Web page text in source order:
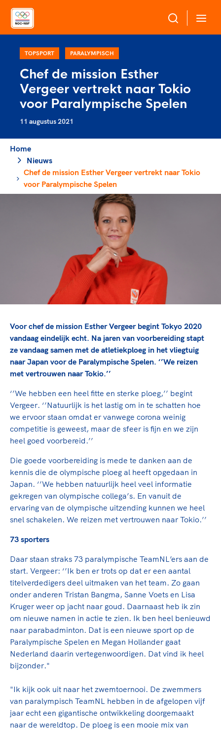
Over NOC*NSF
Sportagenda 2032
Algemene Vergadering
Raad van Toezicht en Bestuur
Merkbescherming NOC*NSF
Onze partners
Geven aan Sport
Game Changer
TeamNL kids
Nieuwspagina
Columns
Sport gaat niet vanzelf
Sport verenigt. Op sportclubs, pleintjes, tijdens
een rondje fietsen, door samen te skaten of naar
de sportschool te gaan. Door samen te juichen
voor Sifan Hassan, Rico Verhoeven, Diede de
Groot en het Nederlands Elftal. Of met trots te
genieten van de karatewedstrijd van je dochter,
de halve marathon van je moeder of de
Sportdeelname
Bonden en professionals in de sport
Beleidsmedewerkers
Clubbestuurders
Coördinatoren en opleiders
Trainer-coaches
Officials
Veilige en integere sport
Gezonde sportomgeving
Duurzaamheid
Bekwaam sportkader
Vitale clubs en bestuurlijk kader
Sportmatch
Clubacties
Handboek Wet- en Regelgeving
Opleidingen en trainingen
High5 Stappenplan
Ruimte voor sport
Clubondersteuning
Beroepskrachten
Samen voor een veilige
sportomgeving
langs de lijn, in de kleedkamer, kantine en online?
hier richting aan en is dus een belangrijk
onderdeel van het clubbeleid rondom gewenst en
ongewenst gedrag.
Lees verder
Topsport
Voor talentvolle sporters
Atletencommissie
Paralympische Talentdag
TeamNL Academie Kalender
Kennisaanbod TeamNL Experts
TeamNL Sport Science Centre
Paralympische Spelen LA28
Europese Spelen Istanbul 2027
Topsportbeleid
Maatschappelijke waarde topsport
Top teamsportcompetities
De TeamNL Academie
De TeamNL Academie biedt een leer- en
ontwikkelprogramma voor de volgende functies
binnen TeamNL programma's: experts, coaches,
bestuurders, (technisch) directeuren, managers en
toekomstig kader.
Lees verder
Voor bonden
TOPSPORT PARALYMPISCH
Chef de mission Esther
Vergeer vertrekt naar Tokio
voor Paralympische Spelen
11 augustus 2021
Home
Nieuws
Chef de mission Esther Vergeer vertrekt naar Tokio
voor Paralympische Spelen
Voor chef de mission Esther Vergeer begint Tokyo 2020
vandaag eindelijk echt. Na jaren van voorbereiding stapt
ze vandaag samen met de atletiekploeg in het vliegtuig
naar Japan voor de Paralympische Spelen. ‘’We reizen
met vertrouwen naar Tokio.’’
‘’We hebben een heel fitte en sterke ploeg,’’ begint
Vergeer. ‘’Natuurlijk is het lastig om in te schatten hoe
we ervoor staan omdat er vanwege corona weinig
competitie is geweest, maar de sfeer is fijn en we zijn
heel goed voorbereid.’’
Die goede voorbereiding is mede te danken aan de
kennis die de olympische ploeg al heeft opgedaan in
Japan. ‘’We hebben natuurlijk heel veel informatie
gekregen van olympische collega’s. En vanuit de
ervaring van de olympische uitzending kunnen we heel
snel schakelen. We reizen met vertrouwen naar Tokio.’’
73 sporters
Daar staan straks 73 paralympische TeamNL’ers aan de
start. Vergeer: ‘’Ik ben er trots op dat er een aantal
titelverdedigers deel uitmaken van het team. Zo gaan
onder anderen Tristan Bangma, Sanne Voets en Lisa
Kruger weer op jacht naar goud. Daarnaast heb ik zin
om nieuwe namen in actie te zien. Ik ben heel benieuwd
naar parabadminton. Dat is een nieuwe sport op de
Paralympische Spelen en Megan Hollander gaat
Nederland daarin vertegenwoordigen. Dat vind ik heel
bijzonder."
"Ik kijk ook uit naar het zwemtoernooi. De zwemmers
van paralympisch TeamNL hebben in de afgelopen vijf
jaar echt een gigantische ontwikkeling doorgemaakt
naar de wereldtop. De ploeg is een mooie mix van